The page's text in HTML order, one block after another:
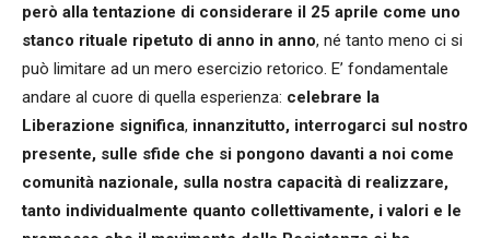
però alla tentazione di considerare il 25 aprile come uno
stanco rituale ripetuto di anno in anno, né tanto meno ci si
può limitare ad un mero esercizio retorico. E’ fondamentale
andare al cuore di quella esperienza: celebrare la
Liberazione significa, innanzitutto, interrogarci sul nostro
presente, sulle sfide che si pongono davanti a noi come
comunità nazionale, sulla nostra capacità di realizzare,
tanto individualmente quanto collettivamente, i valori e le